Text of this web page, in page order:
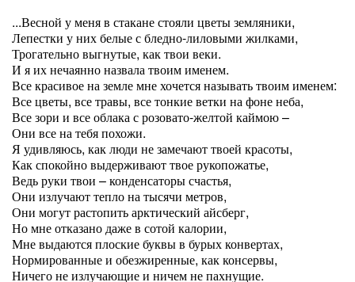
...Весной у меня в стакане стояли цветы земляники,
Лепестки у них белые с бледно-лиловыми жилками,
Трогательно выгнутые, как твои веки.
И я их нечаянно назвала твоим именем.
Все красивое на земле мне хочется называть твоим именем:
Все цветы, все травы, все тонкие ветки на фоне неба,
Все зори и все облака с розовато-желтой каймою –
Они все на тебя похожи.
Я удивляюсь, как люди не замечают твоей красоты,
Как спокойно выдерживают твое рукопожатье,
Ведь руки твои – конденсаторы счастья,
Они излучают тепло на тысячи метров,
Они могут растопить арктический айсберг,
Но мне отказано даже в сотой калории,
Мне выдаются плоские буквы в бурых конвертах,
Нормированные и обезжиренные, как консервы,
Ничего не излучающие и ничем не пахнущие.